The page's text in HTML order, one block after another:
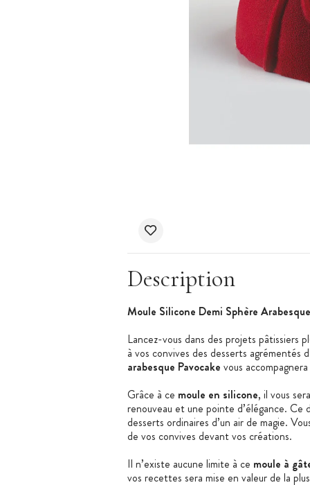
Description
Moule Silicone Demi Sphère
Lancez-vous dans des projets pâtissiers
à vos convives des desserts agrémentés
arabesque Pavocake vous
Grâce à ce moule en silicone, il vous
renouveau et une pointe d’élégance. Ce
desserts ordinaires d’un air de magie.
de vos convives devant vos créations.
Il n’existe aucune limite à ce moule à
vos recettes sera mise en valeur de la